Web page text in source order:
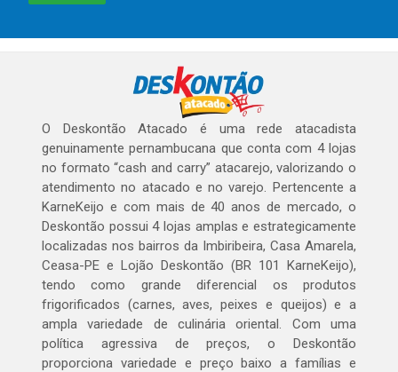
O Deskontão Atacado é uma rede atacadista
genuinamente pernambucana que conta com 4 lojas
no formato “cash and carry” atacarejo, valorizando o
atendimento no atacado e no varejo. Pertencente a
KarneKeijo e com mais de 40 anos de mercado, o
Deskontão possui 4 lojas amplas e estrategicamente
localizadas nos bairros da Imbiribeira, Casa Amarela,
Ceasa-PE e Lojão Deskontão (BR 101 KarneKeijo),
tendo como grande diferencial os produtos
frigorificados (carnes, aves, peixes e queijos) e a
ampla variedade de culinária oriental. Com uma
política agressiva de preços, o Deskontão
proporciona variedade e preço baixo a famílias e